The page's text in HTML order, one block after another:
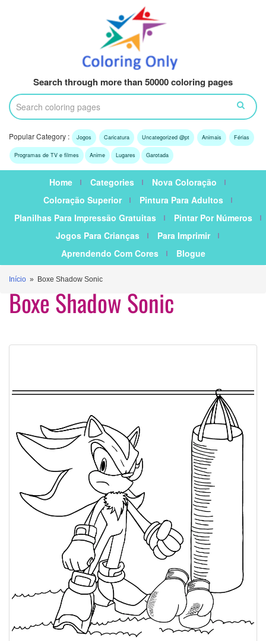
Search through more than 50000 coloring pages
Popular Category : Jogos Caricatura Uncategorized @pt Animais Férias
Programas de TV e filmes Anime Lugares Garotada
Home Categories
Nova Coloração
Coloração Superior
Pintura Para Adultos
Planilhas Para Impressão Gratuitas
Pintar Por Números
Jogos Para Crianças
Para Imprimir
Aprendendo Com Cores
Blogue
Início » Boxe Shadow Sonic
Boxe Shadow Sonic